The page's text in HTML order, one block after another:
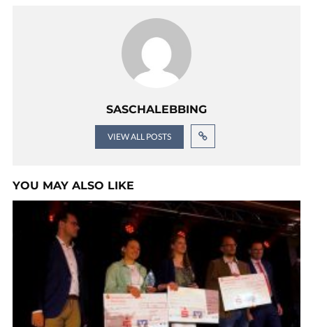
SASCHALEBBING
VIEW ALL POSTS
YOU MAY ALSO LIKE